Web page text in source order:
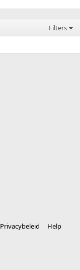
Filters
Privacybeleid
Help